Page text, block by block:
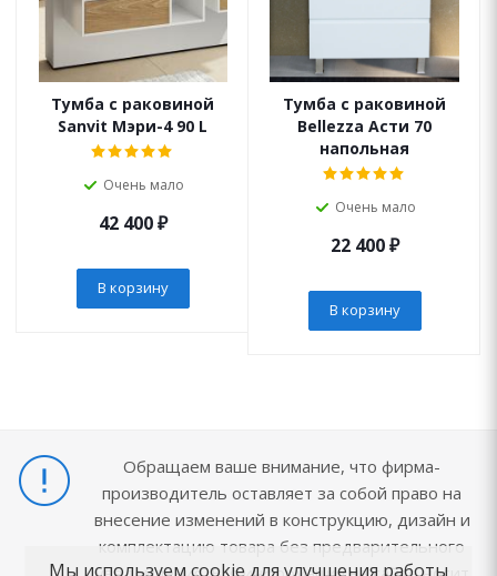
Тумба с раковиной
Sanvit Мэри-4 90 L
Очень мало
42 400₽
В корзину
Тумба с раковиной
Bellezza Асти 70
напольная
Очень мало
22 400₽
В корзину
Обращаем ваше внимание, что фирма-
производитель оставляет за собой право на
внесение изменений в конструкцию, дизайн и
комплектацию товара без предварительного
Мы используем cookie для улучшения работы